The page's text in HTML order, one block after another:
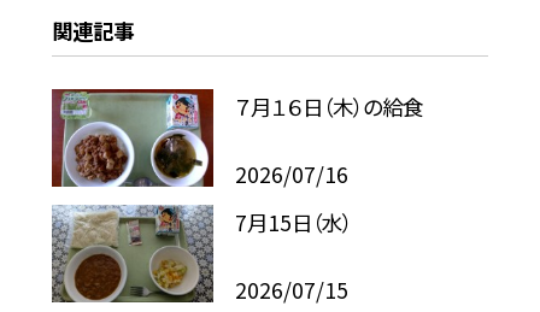
関連記事
７月１６日（木）の給食
2026/07/16
7月15日（水）
2026/07/15